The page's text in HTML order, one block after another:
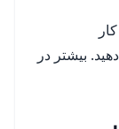
بیشتر در